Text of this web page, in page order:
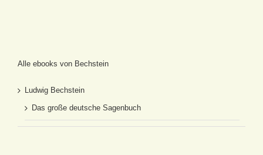
Alle ebooks von Bechstein
Ludwig Bechstein
Das große deutsche Sagenbuch